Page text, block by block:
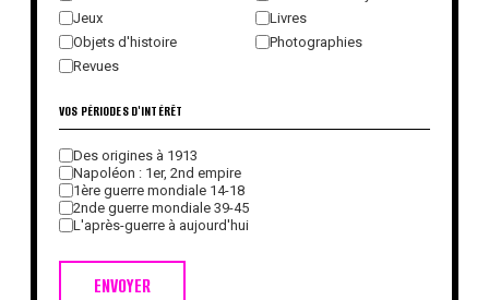
Jeux
Livres
Objets d'histoire
Photographies
Revues
ENVOYER
VOS PÉRIODES D'INTÉRÊT
Des origines à 1913
Napoléon : 1er, 2nd empire
1ère guerre mondiale 14-18
2nde guerre mondiale 39-45
L'après-guerre à aujourd'hui